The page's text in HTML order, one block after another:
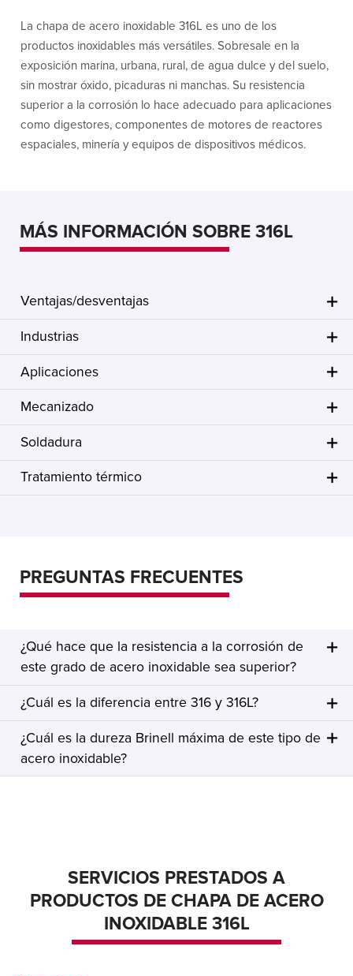
La chapa de acero inoxidable 316L es uno de los
productos inoxidables más versátiles. Sobresale en la
exposición marina, urbana, rural, de agua dulce y del suelo,
sin mostrar óxido, picaduras ni manchas. Su resistencia
superior a la corrosión lo hace adecuado para aplicaciones
como digestores, componentes de motores de reactores
espaciales, minería y equipos de dispositivos médicos.
MÁS INFORMACIÓN SOBRE 316L
Ventajas/desventajas
Industrias
Aplicaciones
Mecanizado
Soldadura
Tratamiento térmico
PREGUNTAS FRECUENTES
¿Qué hace que la resistencia a la corrosión de
este grado de acero inoxidable sea superior?
¿Cuál es la diferencia entre 316 y 316L?
¿Cuál es la dureza Brinell máxima de este tipo de
acero inoxidable?
SERVICIOS PRESTADOS A
PRODUCTOS DE CHAPA DE ACERO
INOXIDABLE 316L